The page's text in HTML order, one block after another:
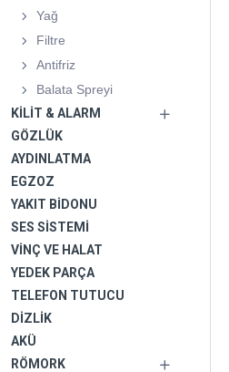
Yağ
Filtre
Antifriz
Balata Spreyi
KILIT & ALARM
GÖZLÜK
AYDINLATMA
EGZOZ
YAKIT BIDONU
SES SISTEMI
VINÇ VE HALAT
YEDEK PARÇA
TELEFON TUTUCU
DIZLIK
AKÜ
RÖMORK